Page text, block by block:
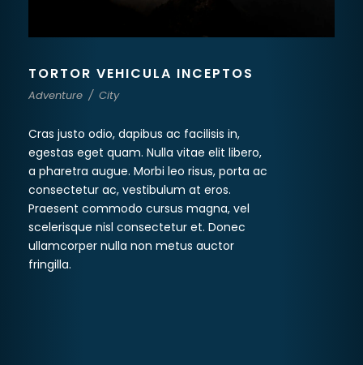
TORTOR VEHICULA INCEPTOS
Adventure / City
Cras justo odio, dapibus ac facilisis in,
egestas eget quam. Nulla vitae elit libero,
a pharetra augue. Morbi leo risus, porta ac
consectetur ac, vestibulum at eros.
Praesent commodo cursus magna, vel
scelerisque nisl consectetur et. Donec
ullamcorper nulla non metus auctor
fringilla.